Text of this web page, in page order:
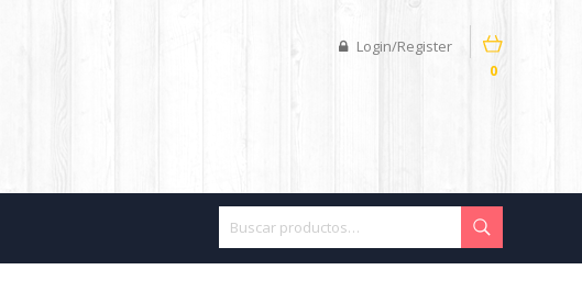
0
Login/Register